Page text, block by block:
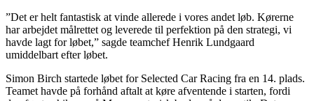
”Det er helt fantastisk at vinde allerede i vores andet løb. Kørerne
har arbejdet målrettet og leverede til perfektion på den strategi, vi
havde lagt for løbet,” sagde teamchef Henrik Lundgaard
umiddelbart efter løbet.
Simon Birch startede løbet for Selected Car Racing fra en 14. plads.
Teamet havde på forhånd aftalt at køre afventende i starten, fordi